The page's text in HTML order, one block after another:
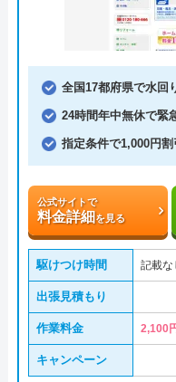
全国17都府県で水回
24時間年中無休で緊
指定条件で1,000円
公式サイトで
料金詳細を見る
駆けつけ時間 記載な
出張見積もり
作業料金 2,100
キャンペーン